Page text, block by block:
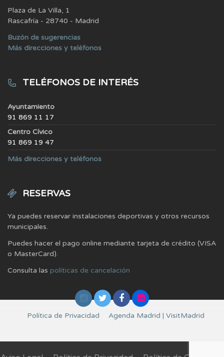
Plaza de La Villa, 1
Rascafría - 28740 - Madrid
Buzón de sugerencias
Más direcciones y teléfonos
TELÉFONOS DE INTERÉS
Ayuntamiento
91 869 11 17
Centro Cívico
91 869 19 47
Más direcciones y teléfonos
RESERVAS
Ya puedes reservar instalaciones deportivas y otros recursos
municipales.
Puedes hacer el pago online mediante tarjeta de crédito (VISA
o MasterCard).
Consulta las políticas de cancelación
Política de Privacidad Agenda Madrid | VisitMadrid